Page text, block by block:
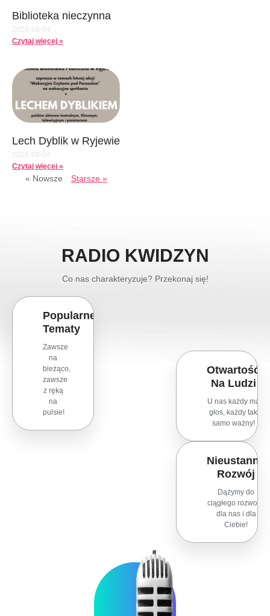
Biblioteka nieczynna
2026-08-04
Czytaj więcej »
Lech Dyblik w Ryjewie
2026-08-04
Czytaj więcej »
« Nowsze Starsze »
RADIO KWIDZYN
Co nas charakteryzuje? Przekonaj się!
Popularne
Tematy
Zawsze
na
bieżąco,
zawsze
z ręką
na
pulsie!
Otwartość
Na Ludzi
U nas każdy ma
głos, każdy tak
samo ważny!
Nieustanny
Rozwój
Dążymy do
ciągłego rozwoju,
dla nas i dla
Ciebie!